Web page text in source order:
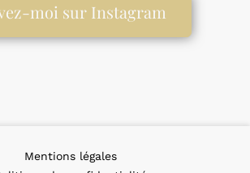
moi sur Instagram
Mentions légales